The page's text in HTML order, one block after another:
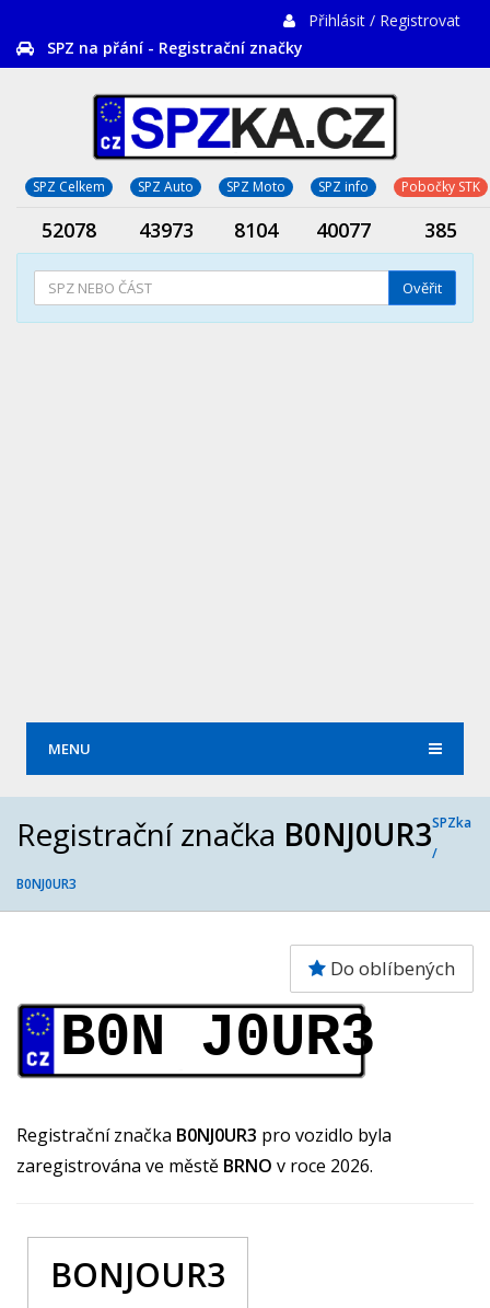
Přihlásit / Registrovat
SPZ na přání - Registrační značky
SPZ Celkem SPZ Auto SPZ Moto SPZ info Pobočky STK
52078 43973 8104 40077 385
Ověřit
MENU
Registrační značka B0NJ0UR3SPZka
/
B0NJ0UR3
Do oblíbených
B0N J0UR3
Registrační značka B0NJ0UR3 pro vozidlo byla
zaregistrována ve městě BRNO v roce 2026.
BONJOUR3